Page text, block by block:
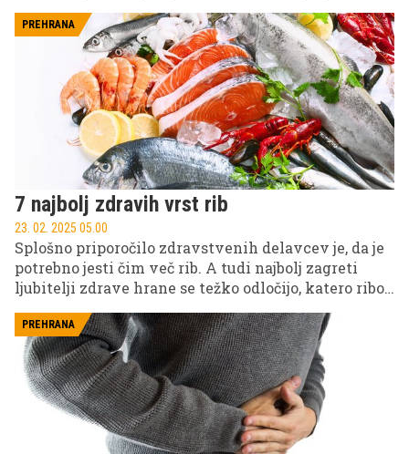
PREHRANA
7 najbolj zdravih vrst rib
23. 02. 2025 05.00
Splošno priporočilo zdravstvenih delavcev je, da je
potrebno jesti čim več rib. A tudi najbolj zagreti
ljubitelji zdrave hrane se težko odločijo, katero ribo
PREHRANA